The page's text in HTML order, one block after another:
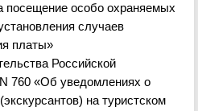
посещение особо охраняемых
случаев
платы»
Российской
760 «Об уведомлениях о
на туристском